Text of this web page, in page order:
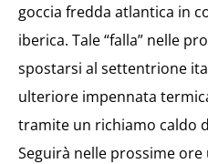
goccia fredda atlantica in
iberica. Tale “falla” nelle
spostarsi al settentrione
ulteriore impennata
tramite un richiamo caldo
Seguirà nelle prossime